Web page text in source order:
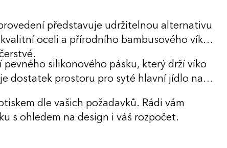
představuje udržitelnou alternativu
oceli a přírodního bambusového víka
silikonového pásku, který drží víko
dostatek prostoru pro syté hlavní jídlo na
dle vašich požadavků. Rádi vám
s ohledem na design i váš rozpočet.